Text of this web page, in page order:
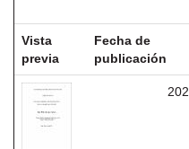
Vista
previa
Fecha de
publicación